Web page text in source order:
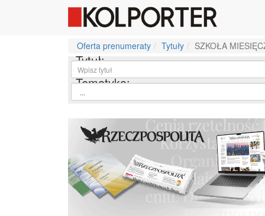
Oferta prenumeraty Tytuły SZKOŁA
Tytuł:
Tematyka: